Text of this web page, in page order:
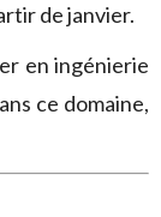
de janvier.
en ingénierie
ce domaine,